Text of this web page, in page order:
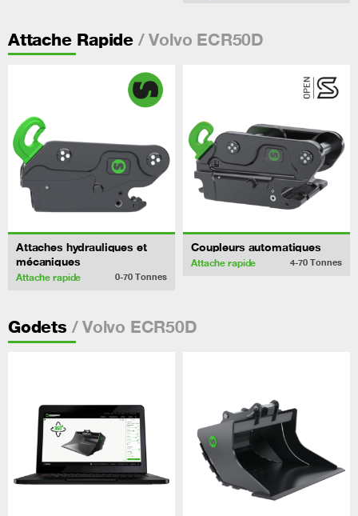
Attache Rapide / Volvo ECR50D
Attaches hydrauliques et
mécaniques
Attache rapide 0-70 Tonnes
Coupleurs automatiques
Attache rapide 4-70 Tonnes
Godets / Volvo ECR50D